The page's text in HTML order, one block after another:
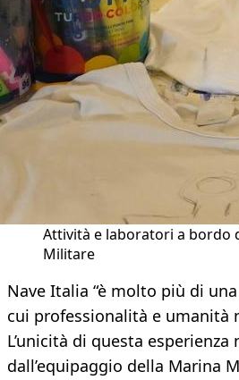
Attività e laboratori a bordo
Militare
Nave Italia “è molto più di
cui professionalità e umanità
L’unicità di questa esperienza
dall’equipaggio della Marina